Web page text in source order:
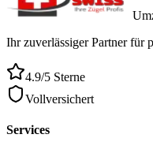
Ihr zuverlässiger Partner für
4.9/5 Sterne
Vollversichert
Services